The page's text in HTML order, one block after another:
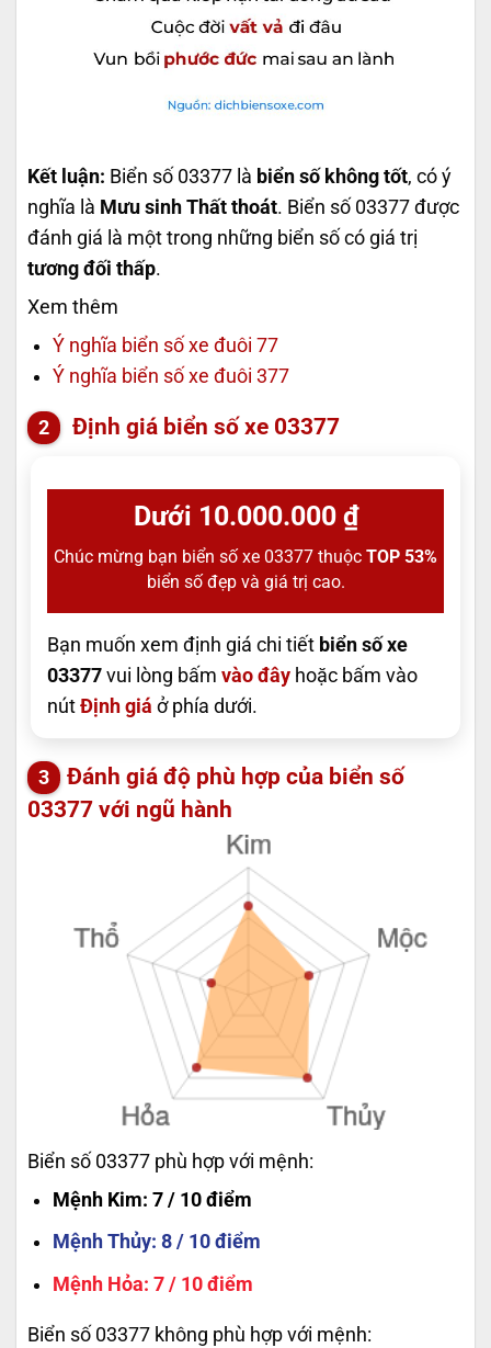
Kết luận: Biển số 03377 là biển số không tốt, có ý
nghĩa là Mưu sinh Thất thoát. Biển số 03377 được
đánh giá là một trong những biển số có giá trị
tương đối thấp.
Xem thêm
Ý nghĩa biển số xe đuôi 77
Ý nghĩa biển số xe đuôi 377
Định giá biển số xe 03377
Dưới 10.000.000 ₫
Chúc mừng bạn biển số xe 03377 thuộc TOP 53%
biển số đẹp và giá trị cao.
Bạn muốn xem định giá chi tiết biển số xe
03377 vui lòng bấm vào đây hoặc bấm vào
nút Định giá ở phía dưới.
Đánh giá độ phù hợp của biển số
03377 với ngũ hành
Biển số 03377 phù hợp với mệnh:
Mệnh Kim: 7 / 10 điểm
Mệnh Thủy: 8 / 10 điểm
Mệnh Hỏa: 7 / 10 điểm
Biển số 03377 không phù hợp với mệnh: